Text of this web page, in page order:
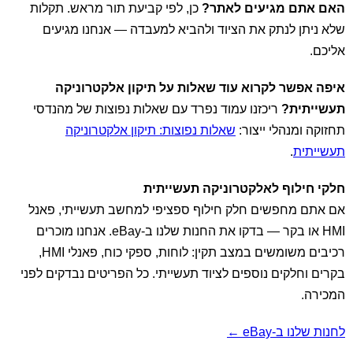
האם אתם מגיעים לאתר? כן, לפי קביעת תור מראש. תקלות
שלא ניתן לנתק את הציוד ולהביא למעבדה — אנחנו מגיעים
אליכם.
איפה אפשר לקרוא עוד שאלות על תיקון אלקטרוניקה
תעשייתית? ריכזנו עמוד נפרד עם שאלות נפוצות של מהנדסי
תחזוקה ומנהלי ייצור: שאלות נפוצות: תיקון אלקטרוניקה
תעשייתית.
חלקי חילוף לאלקטרוניקה תעשייתית
אם אתם מחפשים חלק חילוף ספציפי למחשב תעשייתי, פאנל
HMI או בקר — בדקו את החנות שלנו ב-eBay. אנחנו מוכרים
רכיבים משומשים במצב תקין: לוחות, ספקי כוח, פאנלי HMI,
בקרים וחלקים נוספים לציוד תעשייתי. כל הפריטים נבדקים לפני
המכירה.
לחנות שלנו ב-eBay ←